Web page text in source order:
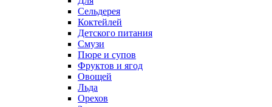
Сельдерея
Коктейлей
Детского питания
Смузи
Пюре и супов
Фруктов и ягод
Овощей
Льда
Орехов